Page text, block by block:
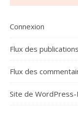
Connexion
Flux des publications
Flux des
Site de WordPress-